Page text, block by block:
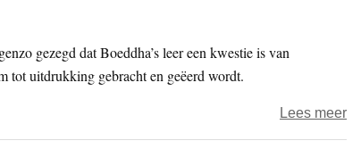
gezegd dat Boeddha’s leer een kwestie is van
tot uitdrukking gebracht en geëerd wordt.
Lees meer